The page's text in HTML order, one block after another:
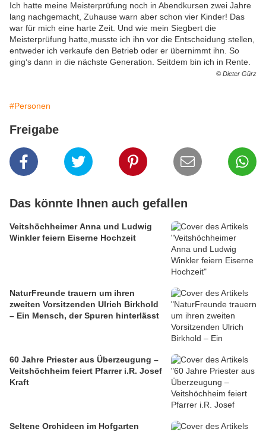
Ich hatte meine Meisterprüfung noch in Abendkursen zwei Jahre
lang nachgemacht, Zuhause warn aber schon vier Kinder! Das
war für mich eine harte Zeit. Und wie mein Siegbert die
Meisterprüfung hatte,musste ich ihn vor die Entscheidung stellen,
entweder ich verkaufe den Betrieb oder er übernimmt ihn. So
ging‘s dann in die nächste Generation. Seitdem bin ich in Rente.
© Dieter Gürz
#Personen
Freigabe
Das könnte Ihnen auch gefallen
Veitshöchheimer Anna und Ludwig
Winkler feiern Eiserne Hochzeit
NaturFreunde trauern um ihren
zweiten Vorsitzenden Ulrich Birkhold
– Ein Mensch, der Spuren hinterlässt
60 Jahre Priester aus Überzeugung –
Veitshöchheim feiert Pfarrer i.R. Josef
Kraft
Seltene Orchideen im Hofgarten